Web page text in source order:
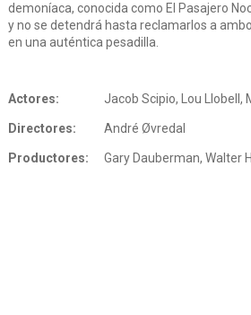
demoníaca, conocida como El Pasajero
y no se detendrá hasta reclamarlos a
en una auténtica pesadilla.
Actores: Jacob Scipio, Lou Llobell,
Directores: André Øvredal
Productores: Gary Dauberman, Walter